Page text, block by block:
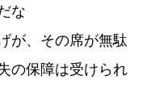
な
が、その席が無駄
の保障は受けられ